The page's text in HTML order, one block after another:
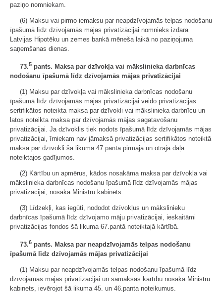
paziņo nomniekam.
(6) Maksu vai pirmo iemaksu par neapdzīvojamās telpas nodošanu
īpašumā līdz dzīvojamās mājas privatizācijai nomnieks izdara
Latvijas Hipotēku un zemes bankā mēneša laikā no paziņojuma
saņemšanas dienas.
73.5 pants. Maksa par dzīvokļa vai mākslinieka darbnīcas
nodošanu īpašumā līdz dzīvojamās mājas privatizācijai
(1) Maksu par dzīvokļa vai mākslinieka darbnīcas nodošanu
īpašumā līdz dzīvojamās mājas privatizācijai veido privatizācijas
sertifikātos noteikta maksa par dzīvokli vai mākslinieka darbnīcu un
latos noteikta maksa par dzīvojamās mājas sagatavošanu
privatizācijai. Ja dzīvoklis tiek nodots īpašumā līdz dzīvojamās mājas
privatizācijai, īrniekam nav jāmaksā privatizācijas sertifikātos noteiktā
maksa par dzīvokli šā likuma 47.panta pirmajā un otrajā daļā
noteiktajos gadījumos.
(2) Kārtību un apmērus, kādos nosakāma maksa par dzīvokļa vai
mākslinieka darbnīcas nodošanu īpašumā līdz dzīvojamās mājas
privatizācijai, nosaka Ministru kabinets.
(3) Līdzekļi, kas iegūti, nododot dzīvokļus un mākslinieku
darbnīcas īpašumā līdz dzīvojamo māju privatizācijai, ieskaitāmi
privatizācijas fondos šā likuma 67.pantā noteiktajā kārtībā.
73.6 pants. Maksa par neapdzīvojamās telpas nodošanu
īpašumā līdz dzīvojamās mājas privatizācijai
(1) Maksu par neapdzīvojamās telpas nodošanu īpašumā līdz
dzīvojamās mājas privatizācijai un samaksas kārtību nosaka Ministru
kabinets, ievērojot šā likuma 45. un 46.panta noteikumus.